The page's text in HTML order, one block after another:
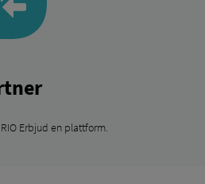
Erbjud en plattform.